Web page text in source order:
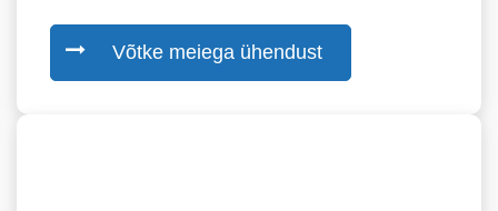
Võtke meiega ühendust